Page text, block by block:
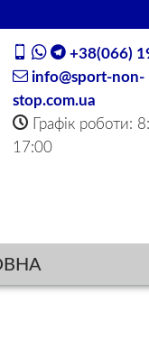
+38(066)
info@sport-non-
stop.com.ua
Графік роботи:
17:00